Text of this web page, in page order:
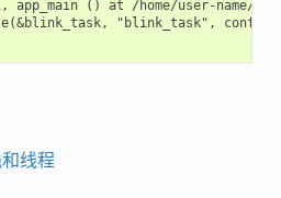
app_main () at /home/user-name/
"blink_task",
线程